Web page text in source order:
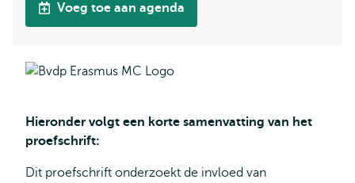
Voeg toe aan agenda
Hieronder volgt een korte samenvatting van het
proefschrift:
Dit proefschrift onderzoekt de invloed van